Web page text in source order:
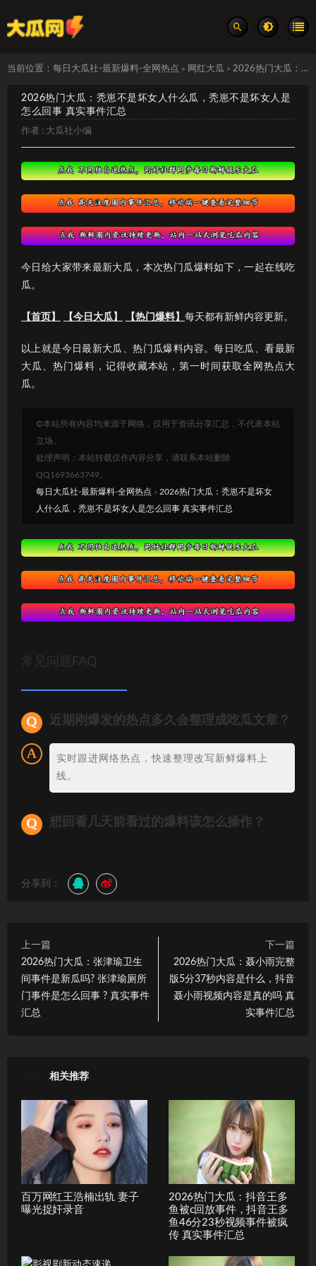
当前位置： 每日大瓜社-最新爆料-全网热点 > 网红大瓜 > 2026热门大瓜：秃崽不是坏女人什么瓜，秃崽不是坏女人是怎么回事 真实事件汇总
2026热门大瓜：秃崽不是坏女人什么瓜，秃崽不是坏女人是
怎么回事 真实事件汇总
作者 : 大瓜社小编
今日给大家带来最新大瓜，本次热门瓜爆料如下，一起在线吃
瓜。
【首页】 【今日大瓜】 【热门爆料】 每天都有新鲜内容更新。
以上就是今日最新大瓜、热门瓜爆料内容。每日吃瓜、看最新
大瓜、热门爆料，记得收藏本站，第一时间获取全网热点大
瓜。
©本站所有内容均来源于网络，仅用于资讯分享汇总，不代表本站
立场。
处理声明：本站转载仅作内容分享，请联系本站删除
QQ1693663749。
每日大瓜社-最新爆料-全网热点 » 2026热门大瓜：秃崽不是坏女
人什么瓜，秃崽不是坏女人是怎么回事 真实事件汇总
常见问题FAQ
近期刚爆发的热点多久会整理成吃瓜文章？
实时跟进网络热点，快速整理改写新鲜爆料上
线。
想回看几天前看过的爆料该怎么操作？
分享到：
上一篇
2026热门大瓜：张津瑜卫生
间事件是新瓜吗? 张津瑜厕所
门事件是怎么回事 ? 真实事件
汇总
下一篇
2026热门大瓜：聂小雨完整
版5分37秒内容是什么，抖音
聂小雨视频内容是真的吗 真
实事件汇总
相关推荐
百万网红王浩楠出轨 妻子
曝光捉奸录音
2026热门大瓜：抖音王多
鱼被c回放事件，抖音王多
鱼46分23秒视频事件被疯
传 真实事件汇总